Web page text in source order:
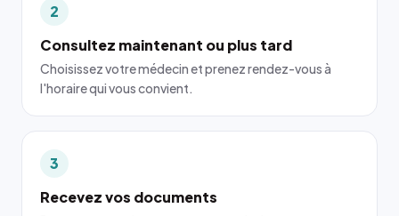
2
Consultez maintenant ou plus tard
Choisissez votre médecin et prenez rendez-vous à
l'horaire qui vous convient.
3
Recevez vos documents